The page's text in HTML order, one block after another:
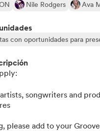
Nile Rodgers Ava
con oportunidades para
artists, songwriters and
please add to your